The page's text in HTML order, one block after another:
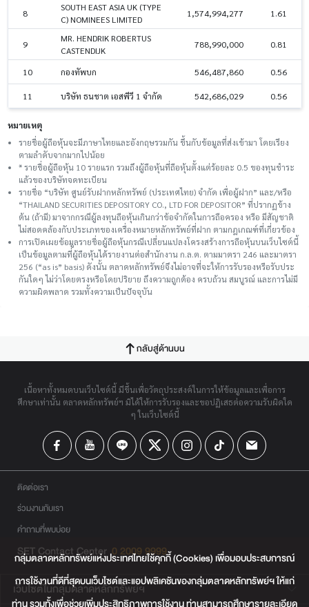
8
SOUTH EAST ASIA UK (TYPE
C) NOMINEES LIMITED
1,574,994,277 1.61
9
MR. HENDRIK ROBERTUS
CASTENDIJK
788,990,000 0.81
10 กองทัพบก 546,487,860 0.56
11 บริษัท ธนชาต เอสพีวี 1 จำกัด 542,686,029 0.56
หมายเหตุ
รายชื่อผู้ถือหุ้นจะมีภาษาไทยและอังกฤษรวมกัน ขึ้นกับข้อมูลที่ส่งเข้ามา โดยเรียง
ตามลำดับจากมากไปน้อย
* รายชื่อผู้ถือหุ้น 10 รายแรก รวมถึงผู้ถือหุ้นที่ถือหุ้นตั้งแต่ร้อยละ 0.5 ของทุนชําระ
แล้วของบริษัทจดทะเบียน
รายชื่อ “บริษัท ศูนย์รับฝากหลักทรัพย์ (ประเทศไทย) จำกัด เพื่อผู้ฝาก” และ/หรือ
“THAILAND SECURITIES DEPOSITORY CO., LTD FOR DEPOSITOR” ที่ปรากฏข้าง
ต้น (ถ้ามี) มาจากกรณีผู้ลงทุนถือหุ้นเกินกว่าข้อจำกัดในการถือครอง หรือ มีสัญชาติ
ไม่สอดคล้องกับประเภทของเครื่องหมายหลักทรัพย์ที่ฝาก ตามกฎเกณฑ์ที่เกี่ยวข้อง
การเปิดเผยข้อมูลรายชื่อผู้ถือหุ้นกรณีเปลี่ยนแปลงโครงสร้างการถือหุ้นบนเว็บไซต์นี้
เป็นข้อมูลตามที่ผู้ถือหุ้นได้รายงานต่อสำนักงาน ก.ล.ต. ตามมาตรา 246 และมาตรา
256 (“as is” basis) ดังนั้น ตลาดหลักทรัพย์จึงไม่อาจที่จะให้การรับรองหรือรับประ
กันใดๆ ไม่ว่าโดยตรงหรือโดยปริยาย ถึงความถูกต้อง ครบถ้วน สมบูรณ์ และการไม่มี
ความผิดพลาด รวมทั้งความเป็นปัจจุบัน
กลับสู่ด้านบน
เนื้อหาทั้งหมดบนเว็บไซต์นี้ มีขึ้นเพื่อวัตถุประสงค์ในการให้ข้อมูลและเพื่อการ
ศึกษาเท่านั้น ตลาดหลักทรัพย์ฯ มิได้ให้การรับรองและขอปฏิเสธต่อความรับผิดใด
ๆ ในเว็บไซต์นี้
ติดต่อเรา
ร่วมงานกับเรา
คำถามที่พบบ่อย
SET Contact Center 0 2009 9999
เว็บไซต์ในกลุ่มตลาดหลักทรัพย์ฯ
กลุ่มตลาดหลักทรัพย์แห่งประเทศไทยใช้คุกกี้ (Cookies) เพื่อมอบประสบการณ์
การใช้งานที่ดีที่สุดบนเว็บไซต์และแอปพลิเคชันของกลุ่มตลาดหลักทรัพย์ฯ ให้แก่